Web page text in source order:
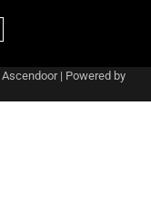
Ascendoor| Powered by